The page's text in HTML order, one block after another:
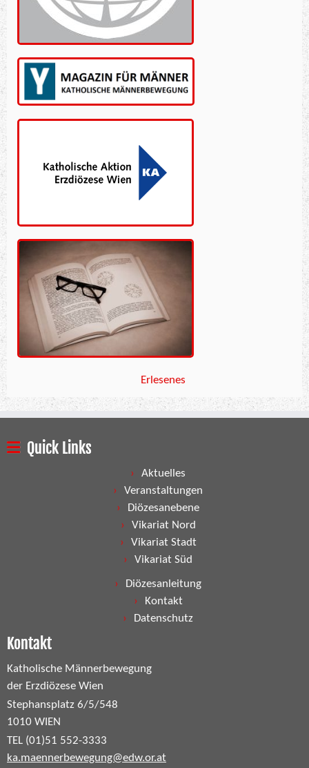
Erlesenes
Quick Links
Aktuelles
Veranstaltungen
Diözesanebene
Vikariat Nord
Vikariat Stadt
Vikariat Süd
Diözesanleitung
Kontakt
Datenschutz
Kontakt
Katholische Männerbewegung
der Erzdiözese Wien
Stephansplatz 6/5/548
1010 WIEN
TEL (01)51 552-3333
ka.maennerbewegung@edw.or.at